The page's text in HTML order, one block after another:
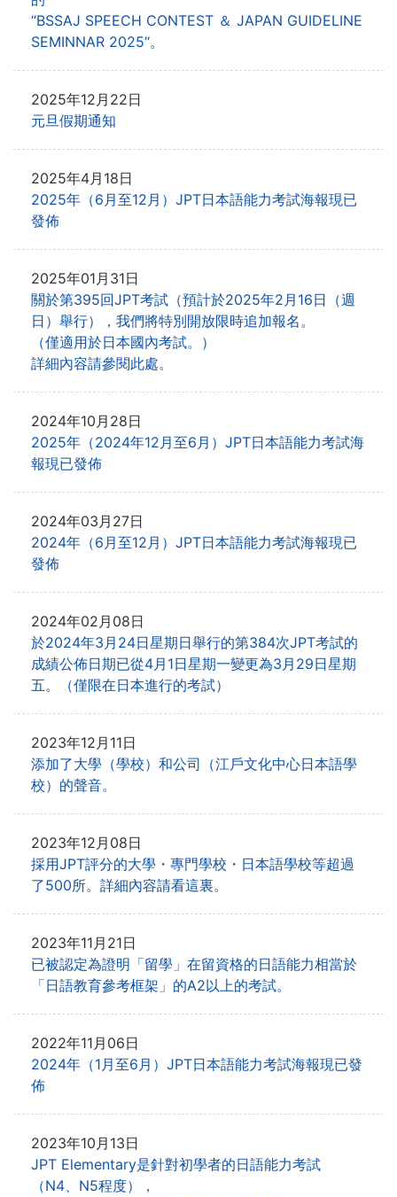
“BSSAJ SPEECH CONTEST ＆ JAPAN GUIDELINE
SEMINNAR 2025“。
2025年12月22日
元旦假期通知
2025年4月18日
2025年（6月至12月）JPT日本語能力考試海報現已
發佈
2025年01月31日
關於第395回JPT考試（預計於2025年2月16日（週
日）舉行），我們將特別開放限時追加報名。
（僅適用於日本國內考試。）
詳細內容請參閱此處。
2024年10月28日
2025年（2024年12月至6月）JPT日本語能力考試海
報現已發佈
2024年03月27日
2024年（6月至12月）JPT日本語能力考試海報現已
發佈
2024年02月08日
於2024年3月24日星期日舉行的第384次JPT考試的
成績公佈日期已從4月1日星期一變更為3月29日星期
五。（僅限在日本進行的考試）
2023年12月11日
添加了大學（學校）和公司（江戶文化中心日本語學
校）的聲音。
2023年12月08日
採用JPT評分的大學・專門學校・日本語學校等超過
了500所。詳細內容請看這裏。
2023年11月21日
已被認定為證明「留學」在留資格的日語能力相當於
「日語教育參考框架」的A2以上的考試。
2022年11月06日
2024年（1月至6月）JPT日本語能力考試海報現已發
佈
2023年10月13日
JPT Elementary是針對初學者的日語能力考試
（N4、N5程度），